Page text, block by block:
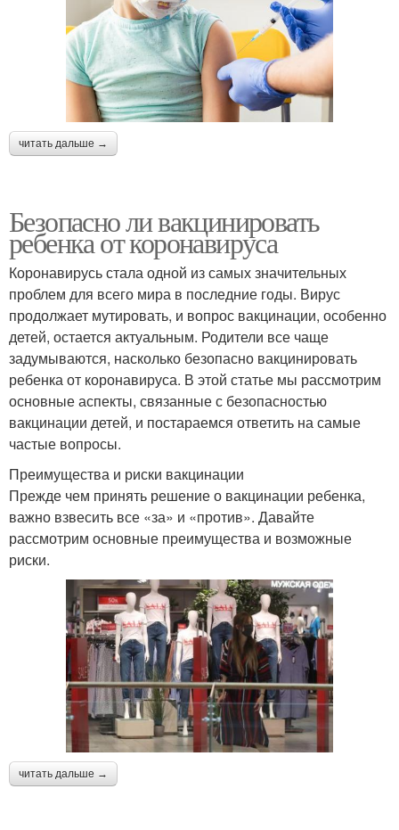
читать дальше →
Безопасно ли вакцинировать
ребенка от коронавируса
Коронавирусь стала одной из самых значительных
проблем для всего мира в последние годы. Вирус
продолжает мутировать, и вопрос вакцинации, особенно
детей, остается актуальным. Родители все чаще
задумываются, насколько безопасно вакцинировать
ребенка от коронавируса. В этой статье мы рассмотрим
основные аспекты, связанные с безопасностью
вакцинации детей, и постараемся ответить на самые
частые вопросы.
Преимущества и риски вакцинации
Прежде чем принять решение о вакцинации ребенка,
важно взвесить все «за» и «против». Давайте
рассмотрим основные преимущества и возможные
риски.
читать дальше →